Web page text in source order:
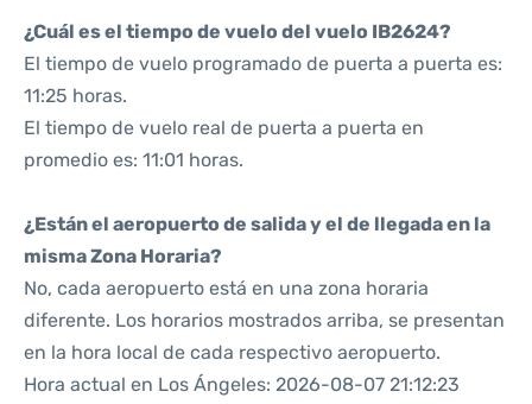
¿Cuál es el tiempo de vuelo del vuelo IB2624?
El tiempo de vuelo programado de puerta a puerta es:
11:25 horas.
El tiempo de vuelo real de puerta a puerta en
promedio es: 11:01 horas.
¿Están el aeropuerto de salida y el de llegada en la
misma Zona Horaria?
No, cada aeropuerto está en una zona horaria
diferente. Los horarios mostrados arriba, se presentan
en la hora local de cada respectivo aeropuerto.
Hora actual en Los Ángeles: 2026-08-07 21:12:23